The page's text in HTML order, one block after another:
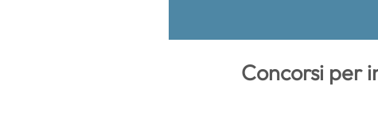
Concorsi per